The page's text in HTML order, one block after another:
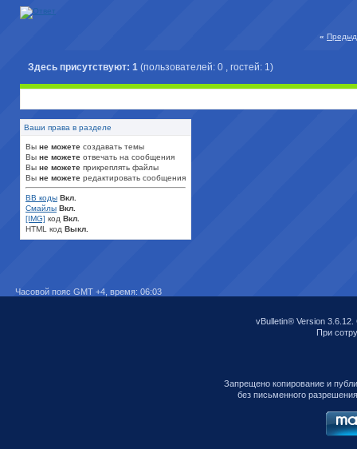
«
Здесь присутствуют: 1 (пользователей: 0 , гостей: 1)
Ваши права в разделе
Вы не можете создавать темы
Вы не можете отвечать на сообщения
Вы не можете прикреплять файлы
Вы не можете редактировать сообщения
BB коды Вкл.
Смайлы Вкл.
[IMG] код Вкл.
HTML код Выкл.
Часовой пояс GMT +4, время: 06:03
vBulletin® Version
При
Запрещено копирование и
без письменного